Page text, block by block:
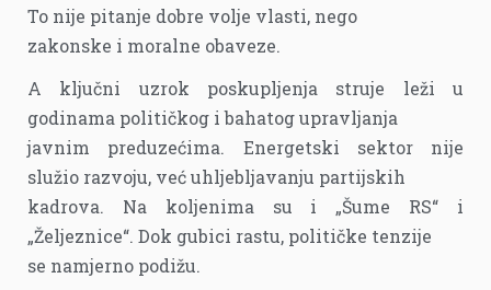
To nije pitanje dobre volje vlasti, nego
zakonske i moralne obaveze.
A ključni uzrok poskupljenja struje leži u
godinama političkog i bahatog upravljanja
javnim preduzećima. Energetski sektor nije
služio razvoju, već uhljebljavanju partijskih
kadrova. Na koljenima su i „Šume RS“ i
„Željeznice“. Dok gubici rastu, političke tenzije
se namjerno podižu.